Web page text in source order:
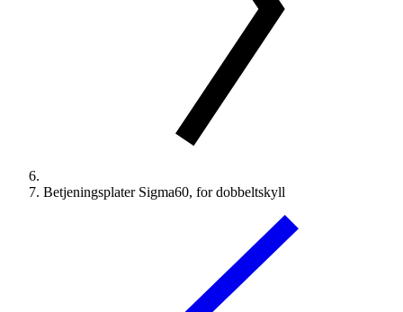
Betjeningsplater Sigma60, for dobbeltskyll